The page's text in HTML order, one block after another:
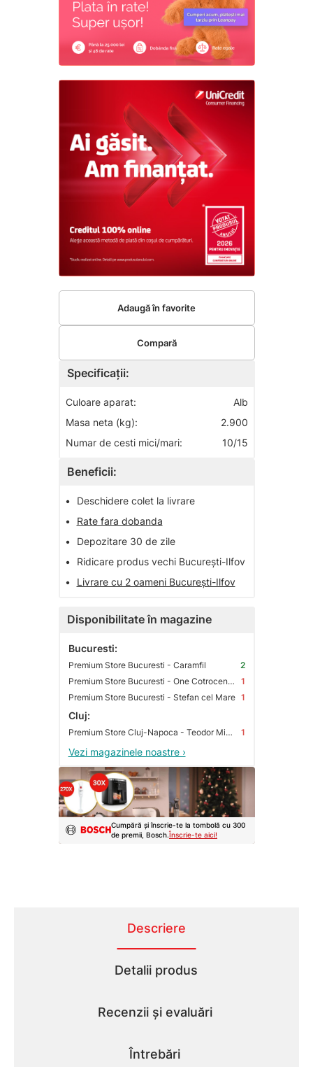
Specificații:
Culoare aparat:
Alb
Masa neta (kg):
2.900
Numar de cesti mici/mari:
10/15
Beneficii:
•
Deschidere colet la livrare
•
Rate fara dobanda
•
Depozitare 30 de zile
•
Ridicare produs vechi București-Ilfov
•
Livrare cu 2 oameni București-Ilfov
Disponibilitate în magazine
Bucuresti:
Premium Store Bucuresti - Caramfil
2
Premium Store Bucuresti - One Cotroceni Park
1
Premium Store Bucuresti - Stefan cel Mare 1
Cluj:
Premium Store Cluj-Napoca - Teodor Mihali 1
Vezi magazinele noastre ›
Cumpără și înscrie-te la tombolă cu 300
de premii, Bosch.Înscrie-te aici!
Adaugă în favorite
Compară
Descriere
Detalii produs
Recenzii și evaluări
Întrebări